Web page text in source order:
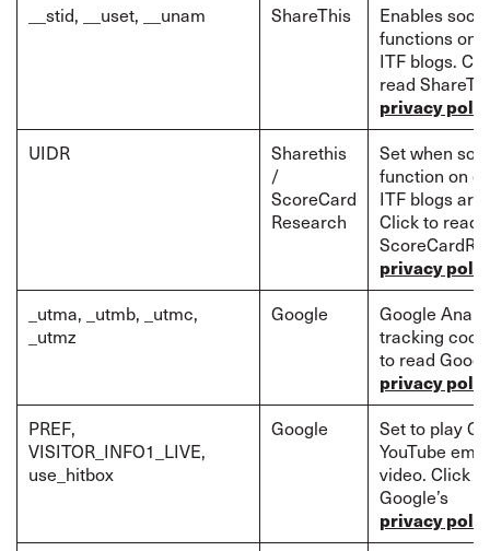
__stid, __uset, __unam ShareThis
Enables
functions on
ITF blogs.
read
privacy
UIDR
Sharethis
/
ScoreCard
Research
Set when
function on
ITF blogs are
Click to read
privacy
_utma, _utmb, _utmc,
_utmz
Google
Google
tracking
to read
privacy
PREF,
VISITOR_INFO1_LIVE,
use_hitbox
Google
Set to play
YouTube
video. Click
Google’s
privacy